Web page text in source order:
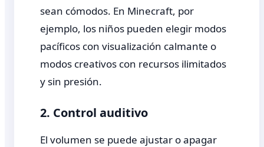
sean cómodos. En Minecraft, por
ejemplo, los niños pueden elegir modos
pacíficos con visualización calmante o
modos creativos con recursos ilimitados
y sin presión.
2. Control auditivo
El volumen se puede ajustar o apagar